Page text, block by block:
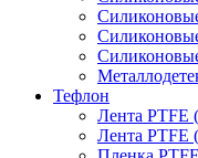
Тефлон
Лента PTFE
Лента PTFE